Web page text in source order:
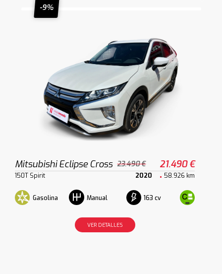
-9%
Mitsubishi Eclipse Cross 23.490 € 21.490 €
150T Spirit 2020 58.926 km
Gasolina Manual 163 cv
VER DETALLES